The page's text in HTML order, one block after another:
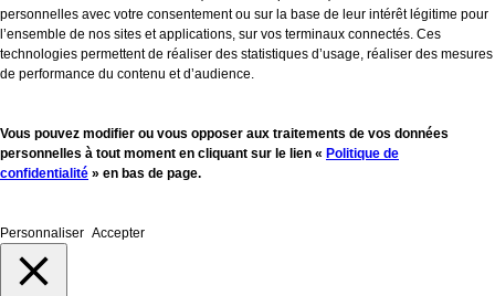
personnelles avec votre consentement ou sur la base de leur intérêt légitime pour
l’ensemble de nos sites et applications, sur vos terminaux connectés. Ces
technologies permettent de réaliser des statistiques d’usage, réaliser des mesures
de performance du contenu et d’audience.
Vous pouvez modifier ou vous opposer aux traitements de vos données
personnelles à tout moment en cliquant sur le lien « Politique de
confidentialité » en bas de page.
Personnaliser Accepter